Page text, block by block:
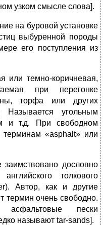
узком смысле слова].
на буровой установке
выбуренной породы
его поступления из
или темно-коричневая,
при перегонке
торфа или других
Называется угольным
и т.д. При свободном
терминам «asphalt» или
заимствовано дословно
толкового
Автор, как и другие
термин очень свободно.
асфальтовые пески
называют tar-sands].